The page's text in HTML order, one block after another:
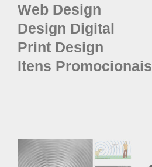
Web Design
Design Digital
Print Design
Itens Promocionais